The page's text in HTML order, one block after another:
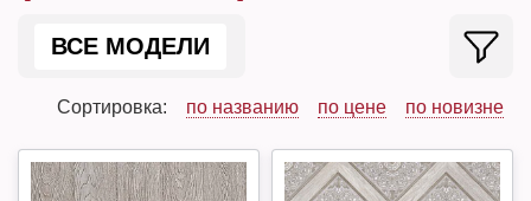
ВСЕ МОДЕЛИ
Сортировка: по названию по цене по новизне